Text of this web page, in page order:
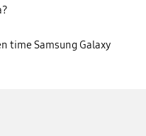
time Samsung Galaxy